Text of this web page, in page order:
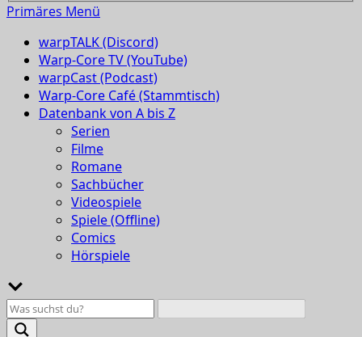
Primäres Menü
warpTALK (Discord)
Warp-Core TV (YouTube)
warpCast (Podcast)
Warp-Core Café (Stammtisch)
Datenbank von A bis Z
Serien
Filme
Romane
Sachbücher
Videospiele
Spiele (Offline)
Comics
Hörspiele